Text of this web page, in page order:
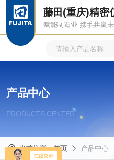
藤田(重庆)精密
赋能制造业 携手共赢
产品中心
PRODUCTS CENTER
当前位置：首页 产品中心